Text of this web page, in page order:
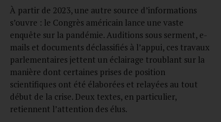
À partir de 2023, une autre source d’informations
s’ouvre : le Congrès américain lance une vaste
enquête sur la pandémie. Auditions sous serment, e-
mails et documents déclassifiés à l’appui, ces travaux
parlementaires jettent un éclairage troublant sur la
manière dont certaines prises de position
scientifiques ont été élaborées et relayées au tout
début de la crise. Deux textes, en particulier,
retiennent l’attention des élus.